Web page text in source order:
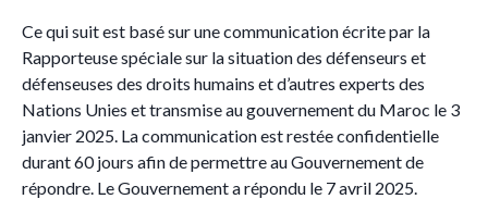
Ce qui suit est basé sur une communication écrite par la
Rapporteuse spéciale sur la situation des défenseurs et
défenseuses des droits humains et d’autres experts des
Nations Unies et transmise au gouvernement du Maroc le 3
janvier 2025. La communication est restée confidentielle
durant 60 jours afin de permettre au Gouvernement de
répondre. Le Gouvernement a répondu le 7 avril 2025.